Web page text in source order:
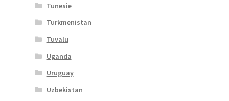
Tunesie
Turkmenistan
Tuvalu
Uganda
Uruguay
Uzbekistan